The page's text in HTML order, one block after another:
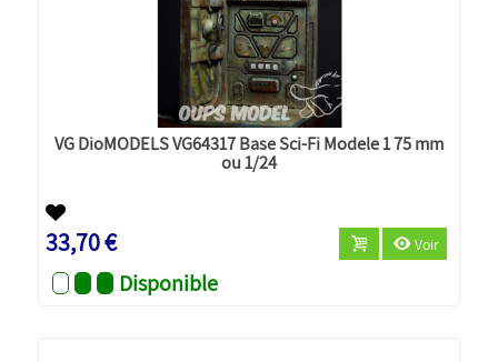
VG DioMODELS VG64317 Base Sci-Fi Modele 1 75 mm
ou 1/24
33,70 € Voir
Disponible